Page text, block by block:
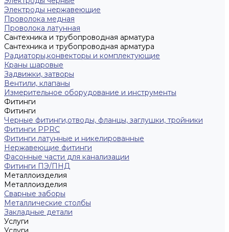
Электроды нержавеющие
Проволока медная
Проволока латунная
Сантехника и трубопроводная арматура
Сантехника и трубопроводная арматура
Радиаторы,конвекторы и комплектующие
Краны шаровые
Задвижки, затворы
Вентили, клапаны
Измерительное оборудование и инструменты
Фитинги
Фитинги
Черные фитинги,отводы, фланцы, заглушки, тройники
Фитинги PPRC
Фитинги латунные и никелированные
Нержавеющие фитинги
Фасонные части для канализации
Фитинги ПЭ/ПНД
Металлоизделия
Металлоизделия
Сварные заборы
Металлические столбы
Закладные детали
Услуги